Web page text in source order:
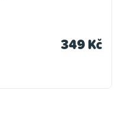
349 Kč